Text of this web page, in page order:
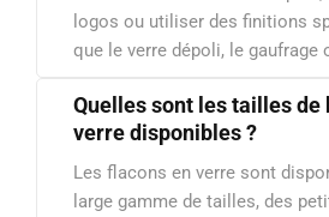
logos ou utiliser des finitions
que le verre dépoli, le gaufrage
Quelles sont les tailles de
verre disponibles ?
Les flacons en verre sont
large gamme de tailles, des